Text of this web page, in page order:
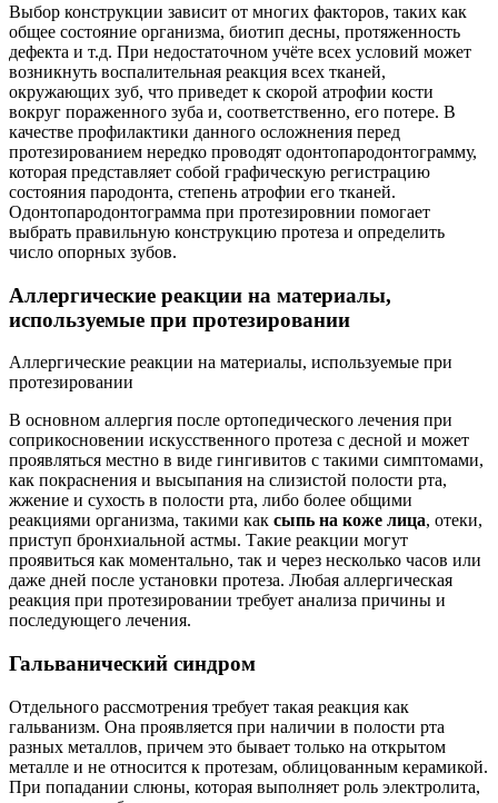
Выбор конструкции зависит от многих факторов, таких как
общее состояние организма, биотип десны, протяженность
дефекта и т.д. При недостаточном учёте всех условий может
возникнуть воспалительная реакция всех тканей,
окружающих зуб, что приведет к скорой атрофии кости
вокруг пораженного зуба и, соответственно, его потере. В
качестве профилактики данного осложнения перед
протезированием нередко проводят одонтопародонтограмму,
которая представляет собой графическую регистрацию
состояния пародонта, степень атрофии его тканей.
Одонтопародонтограмма при протезировнии помогает
выбрать правильную конструкцию протеза и определить
число опорных зубов.
Аллергические реакции на материалы,
используемые при протезировании
Аллергические реакции на материалы, используемые при
протезировании
В основном аллергия после ортопедического лечения при
соприкосновении искусственного протеза с десной и может
проявляться местно в виде гингивитов с такими симптомами,
как покраснения и высыпания на слизистой полости рта,
жжение и сухость в полости рта, либо более общими
реакциями организма, такими как сыпь на коже лица, отеки,
приступ бронхиальной астмы. Такие реакции могут
проявиться как моментально, так и через несколько часов или
даже дней после установки протеза. Любая аллергическая
реакция при протезировании требует анализа причины и
последующего лечения.
Гальванический синдром
Отдельного рассмотрения требует такая реакция как
гальванизм. Она проявляется при наличии в полости рта
разных металлов, причем это бывает только на открытом
металле и не относится к протезам, облицованным керамикой.
При попадании слюны, которая выполняет роль электролита,